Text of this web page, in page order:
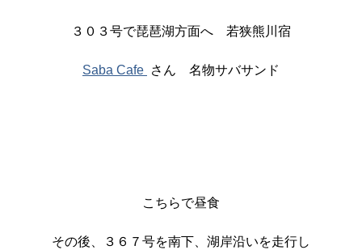
３０３号で琵琶湖方面へ 若狭熊川宿
Saba Cafe さん 名物サバサンド
こちらで昼食
その後、３６７号を南下、湖岸沿いを走行し